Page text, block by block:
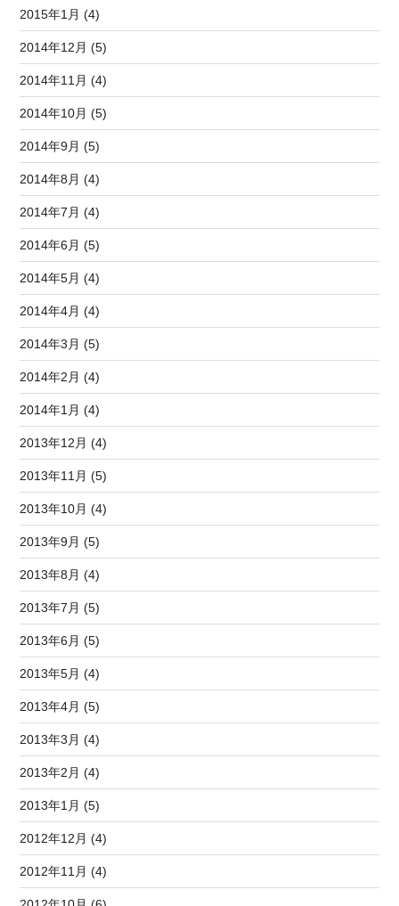
2015年1月 (4)
2014年12月 (5)
2014年11月 (4)
2014年10月 (5)
2014年9月 (5)
2014年8月 (4)
2014年7月 (4)
2014年6月 (5)
2014年5月 (4)
2014年4月 (4)
2014年3月 (5)
2014年2月 (4)
2014年1月 (4)
2013年12月 (4)
2013年11月 (5)
2013年10月 (4)
2013年9月 (5)
2013年8月 (4)
2013年7月 (5)
2013年6月 (5)
2013年5月 (4)
2013年4月 (5)
2013年3月 (4)
2013年2月 (4)
2013年1月 (5)
2012年12月 (4)
2012年11月 (4)